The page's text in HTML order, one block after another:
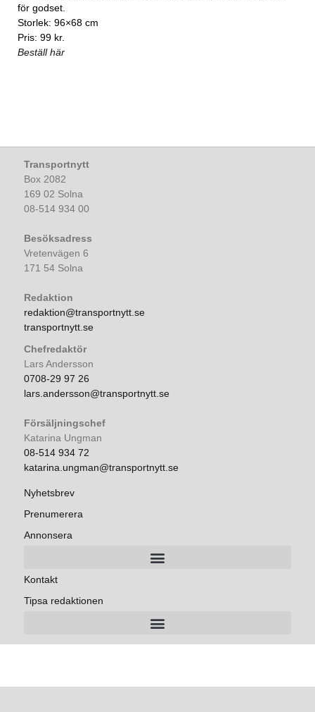
för godset.
Storlek: 96×68 cm
Pris: 99 kr.
Beställ här
Transportnytt
Box 2082
169 02 Solna
08-514 934 00
Besöksadress
Vretenvägen 6
171 54 Solna
Redaktion
redaktion@transportnytt.se
transportnytt.se
Chefredaktör
Lars Andersson
0708-29 97 26
lars.andersson@transportnytt.se
Försäljningschef
Katarina Ungman
08-514 934 72
katarina.ungman@transportnytt.se
Nyhetsbrev
Prenumerera
Annonsera
Kontakt
Tipsa redaktionen